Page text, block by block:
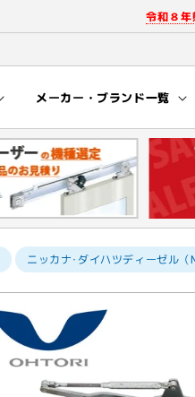
令和８
メーカー・ブランド一覧
ニッカナ･ダイハツディーゼル（
にスキッ